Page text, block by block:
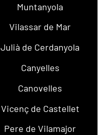
Muntanyola
Vilassar de Mar
Julià de Cerdanyola
Canyelles
Canovelles
Vicenç de Castellet
Pere de Vilamajor